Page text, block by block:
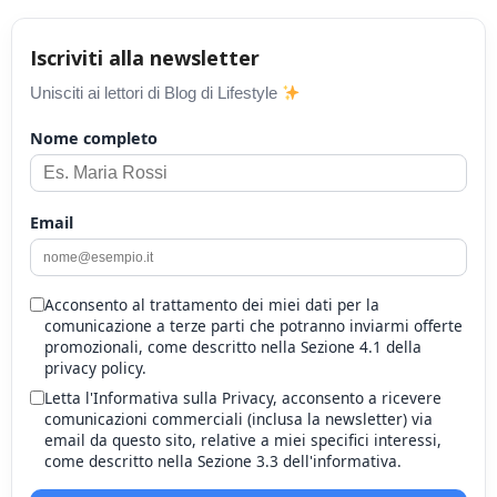
Iscriviti alla newsletter
Unisciti ai lettori di Blog di Lifestyle
Nome completo
Email
Acconsento al trattamento dei miei dati per la
comunicazione a terze parti che potranno inviarmi offerte
promozionali, come descritto nella Sezione 4.1 della
privacy policy.
Letta l'Informativa sulla Privacy, acconsento a ricevere
comunicazioni commerciali (inclusa la newsletter) via
email da questo sito, relative a miei specifici interessi,
come descritto nella Sezione 3.3 dell'informativa.